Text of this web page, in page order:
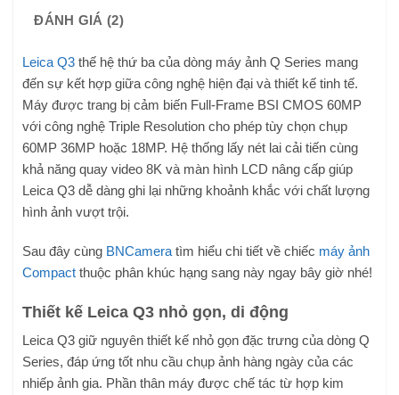
ĐÁNH GIÁ (2)
Leica Q3 thế hệ thứ ba của dòng máy ảnh Q Series mang
đến sự kết hợp giữa công nghệ hiện đại và thiết kế tinh tế.
Máy được trang bị cảm biến Full-Frame BSI CMOS 60MP
với công nghệ Triple Resolution cho phép tùy chọn chụp
60MP 36MP hoặc 18MP. Hệ thống lấy nét lai cải tiến cùng
khả năng quay video 8K và màn hình LCD nâng cấp giúp
Leica Q3 dễ dàng ghi lại những khoảnh khắc với chất lượng
hình ảnh vượt trội.
Sau đây cùng BNCamera tìm hiểu chi tiết về chiếc máy ảnh
Compact thuộc phân khúc hạng sang này ngay bây giờ nhé!
Thiết kế Leica Q3 nhỏ gọn, di động
Leica Q3 giữ nguyên thiết kế nhỏ gọn đặc trưng của dòng Q
Series, đáp ứng tốt nhu cầu chụp ảnh hàng ngày của các
nhiếp ảnh gia. Phần thân máy được chế tác từ hợp kim